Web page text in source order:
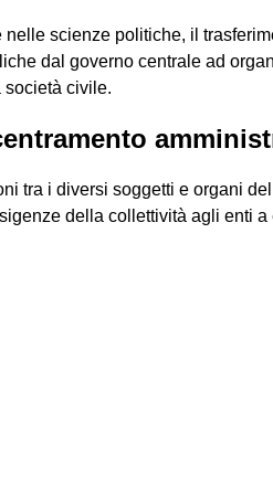
nelle scienze politiche, il
dal governo centrale ad
civile.
tra i diversi soggetti e organi
della collettività agli enti a